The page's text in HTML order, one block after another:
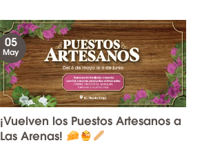
¡Vuelven los Puestos Artesanos a
Las Arenas!
05
May